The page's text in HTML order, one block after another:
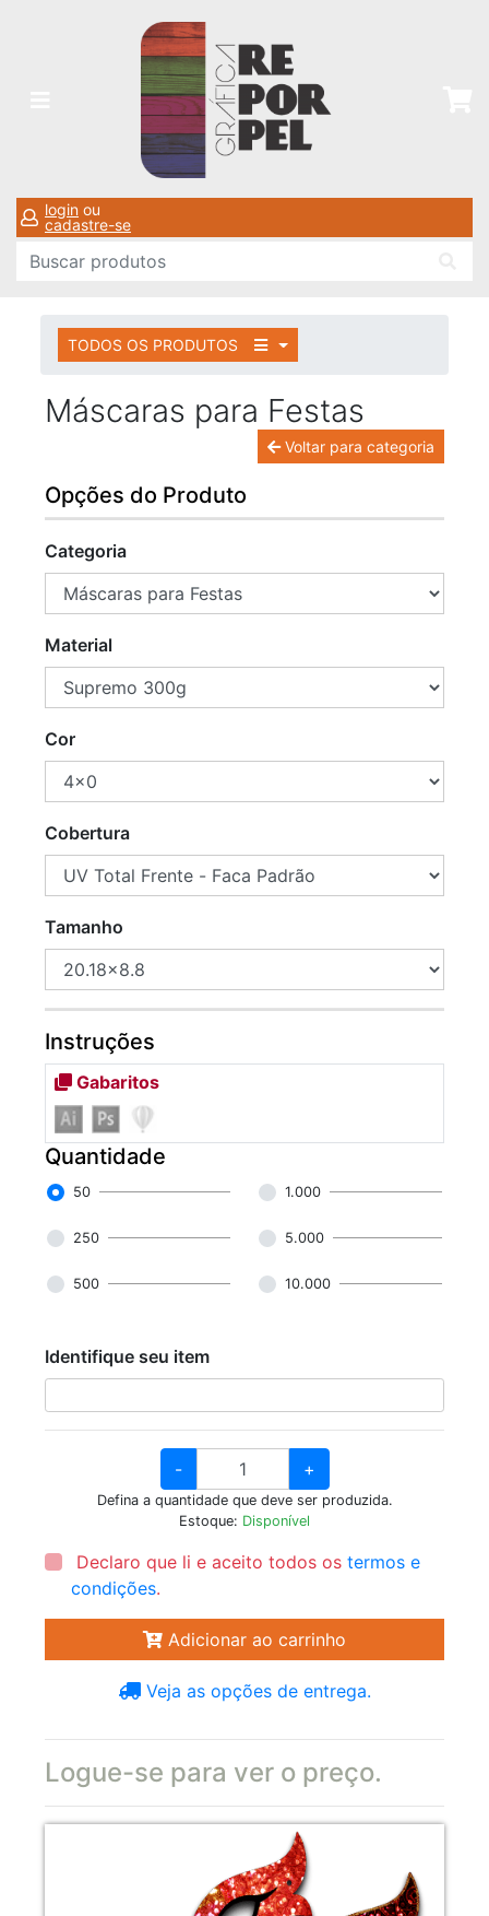
login ou
cadastre-se
TODOS OS PRODUTOS
Máscaras para Festas
Voltar para categoria
Opções do Produto
Categoria
Material
Cor
Cobertura
Tamanho
Instruções
Gabaritos
Quantidade
50 1.000
250 5.000
500 10.000
Identifique seu item
- +
Defina a quantidade que deve ser produzida.
Estoque: Disponível
Declaro que li e aceito todos ostermos e
condições.
Adicionar ao carrinho
Veja as opções de entrega.
Logue-se para ver o preço.